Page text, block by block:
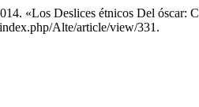
«Los Deslices étnicos Del óscar:
Alte/article/view/331.